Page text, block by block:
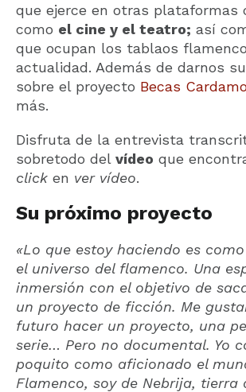
que ejerce en otras plataformas
como el cine y el teatro; así
que ocupan los tablaos
actualidad. Además de darnos
sobre el proyecto Becas
más.
Disfruta de la entrevista
sobretodo del vídeo que
click en ver vídeo.
Su próximo proyecto
«Lo que estoy haciendo es
el universo del flamenco. Una
inmersión con el objetivo de
un proyecto de ficción. Me
futuro hacer un proyecto, una
serie… Pero no documental. Yo
poquito como aficionado el
Flamenco, soy de Nebrija, tierra